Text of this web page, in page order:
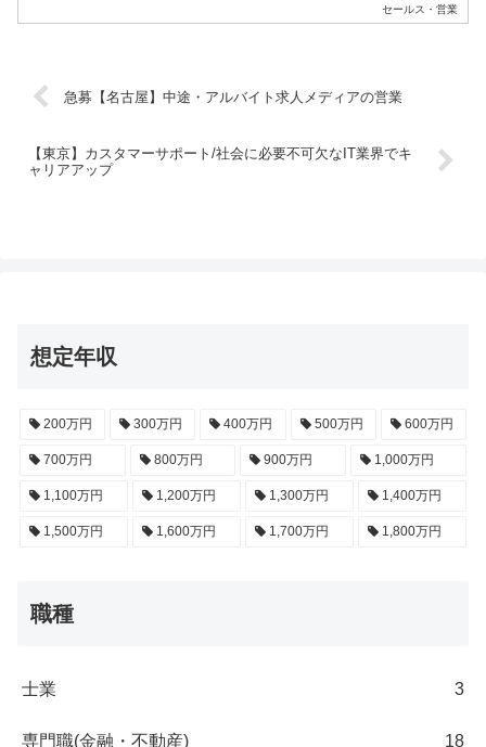
セールス・営業
急募【名古屋】中途・アルバイト求人メディアの営業
【東京】カスタマーサポート/社会に必要不可欠なIT業界でキ
ャリアアップ
想定年収
200万円 300万円 400万円 500万円 600万円
700万円 800万円 900万円 1,000万円
1,100万円 1,200万円 1,300万円 1,400万円
1,500万円 1,600万円 1,700万円 1,800万円
職種
士業 3
専門職(金融・不動産) 18